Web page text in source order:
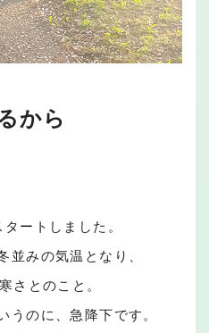
から
ートしました。
並みの気温となり、
さとのこと。
のに、急降下です。